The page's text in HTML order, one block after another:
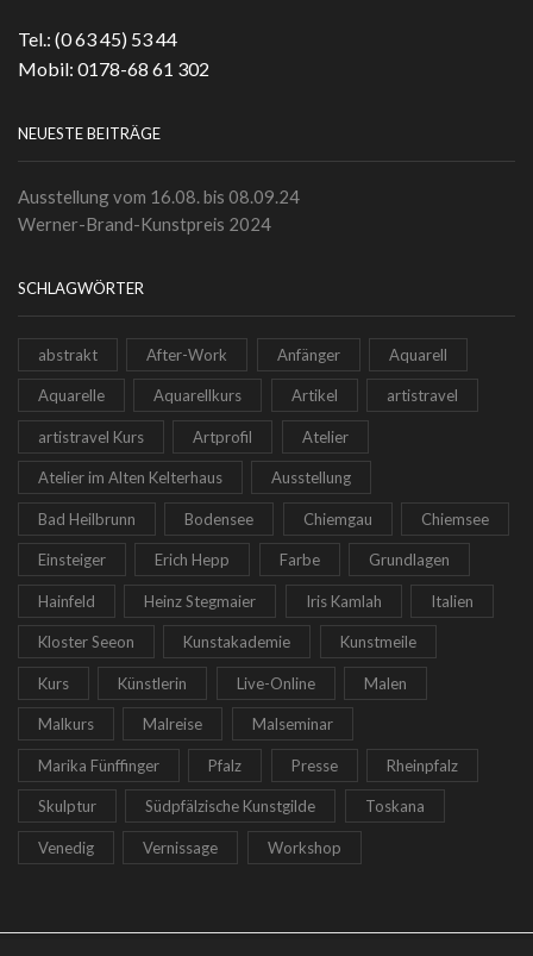
Tel.: (0 63 45) 53 44
Mobil: 0178-68 61 302
NEUESTE BEITRÄGE
Ausstellung vom 16.08. bis 08.09.24
Werner-Brand-Kunstpreis 2024
SCHLAGWÖRTER
abstrakt After-Work Anfänger Aquarell
Aquarelle Aquarellkurs Artikel artistravel
artistravel Kurs Artprofil Atelier
Atelier im Alten Kelterhaus Ausstellung
Bad Heilbrunn Bodensee Chiemgau Chiemsee
Einsteiger Erich Hepp Farbe Grundlagen
Hainfeld Heinz Stegmaier Iris Kamlah Italien
Kloster Seeon Kunstakademie Kunstmeile
Kurs Künstlerin Live-Online Malen
Malkurs Malreise Malseminar
Marika Fünffinger Pfalz Presse Rheinpfalz
Skulptur Südpfälzische Kunstgilde Toskana
Venedig Vernissage Workshop